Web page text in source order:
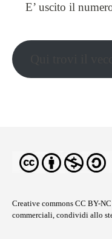
E’ uscito il
Creative commons CC BY-NC
commerciali, condividi allo